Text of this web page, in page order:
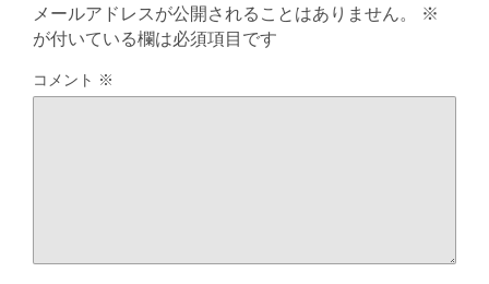
メールアドレスが公開されることはありません。
※
が付いている欄は必須項目です
コメント ※